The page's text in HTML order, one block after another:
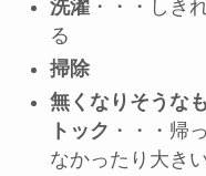
洗濯・・・しき
る
掃除
無くなりそうな
トック ・・・帰
なかったり大き